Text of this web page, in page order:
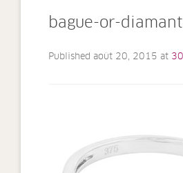
bague-or-
Published août 20, 2015 at